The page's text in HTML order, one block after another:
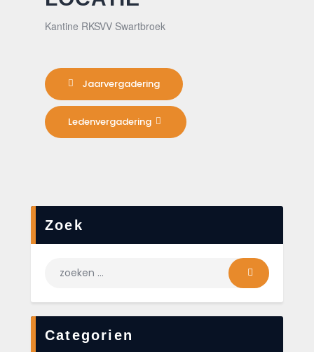
Kantine RKSVV Swartbroek
Jaarvergadering
Ledenvergadering
Zoek
Categorien